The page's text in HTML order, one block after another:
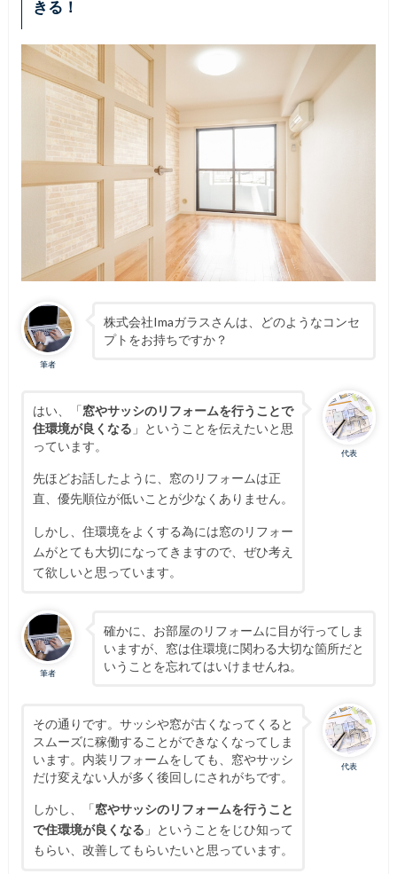
きる！
筆者
株式会社Imaガラスさんは、どのようなコンセ
プトをお持ちですか？
代表
はい、「窓やサッシのリフォームを行うことで
住環境が良くなる 」ということを伝えたいと思
っています。
先ほどお話したように、窓のリフォームは正
直、優先順位が低いことが少なくありません。
しかし、住環境をよくする為には窓のリフォー
ムがとても大切になってきますので、ぜひ考え
て欲しいと思っています。
筆者
確かに、お部屋のリフォームに目が行ってしま
いますが、窓は住環境に関わる大切な箇所だと
いうことを忘れてはいけませんね。
代表
その通りです。サッシや窓が古くなってくると
スムーズに稼働することができなくなってしま
います。内装リフォームをしても、窓やサッシ
だけ変えない人が多く後回しにされがちです。
しかし、「窓やサッシのリフォームを行うこと
で住環境が良くなる 」ということをじひ知って
もらい、改善してもらいたいと思っています。